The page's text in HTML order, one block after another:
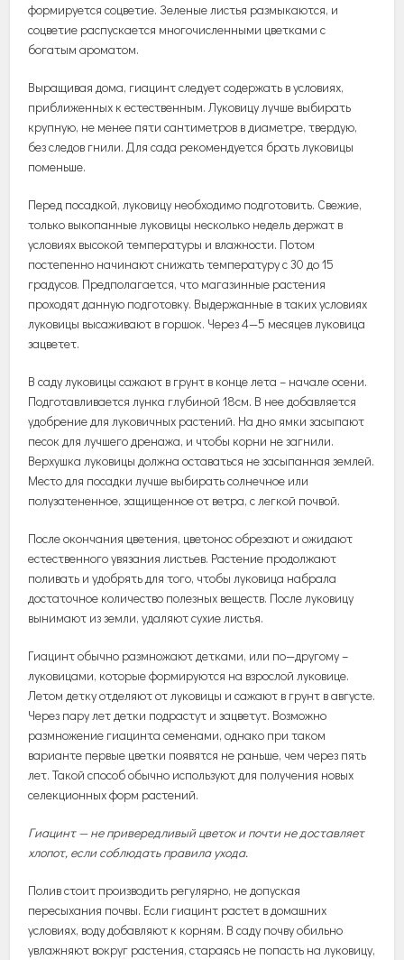
формируется соцветие. Зеленыелистья размыкаются, и
соцветие распускается многочисленными цветками с
богатым ароматом.
Выращивая дома, гиацинтследуетсодержать вусловиях,
приближенных к естественным.Луковицулучше выбирать
крупную, не менее пяти сантиметров вдиаметре,твердую,
безследов гнили.Для сада рекомендуется братьлуковицы
поменьше.
Перед посадкой,луковицу необходимо подготовить. Свежие,
только выкопанныелуковицы несколько недельдержат в
условиях высокой температуры и влажности. Потом
постепенно начинаютснижатьтемпературус30 до15
градусов. Предполагается, что магазинные растения
проходятданную подготовку. Выдержанные втакихусловиях
луковицы высаживают в горшок. Через4—5 месяцевлуковица
зацветет.
В садулуковицы сажают в грунт в концелета – началеосени.
Подготавливается лунка глубиной 18см. В неедобавляется
удобрениедля луковичных растений. На дно ямки засыпают
песок для лучшегодренажа, и чтобы корни незагнили.
Верхушка луковицы должна оставаться незасыпанная землей.
Местодля посадки лучше выбиратьсолнечное или
полузатененное,защищенноеот ветра,слегкой почвой.
Послеокончания цветения, цветонособрезают и ожидают
естественногоувязания листьев. Растение продолжают
поливать и удобрятьдля того, чтобы луковица набрала
достаточное количество полезных веществ. Послелуковицу
вынимают изземли,удаляютсухиелистья.
Гиацинтобычно размножаютдетками, или по—другому–
луковицами, которыеформируются на взрослой луковице.
Летом деткуотделяютотлуковицы и сажают в грунт вавгусте.
Через парулетдетки подрастут и зацветут. Возможно
размножение гиацинта семенами,однако при таком
варианте первые цветки появятся не раньше, чем через пять
лет.Такой способобычно используютдля получения новых
селекционныхформ растений.
Гиацинт—непривередливыйцветокипочтинедоставляет
хлопот, еслисоблюдатьправила ухода.
Поливстоит производить регулярно, недопуская
пересыхания почвы. Если гиацинт растет вдомашних
условиях, водудобавляют к корням. В саду почвуобильно
увлажняют вокруг растения,стараясь не попасть на луковицу,